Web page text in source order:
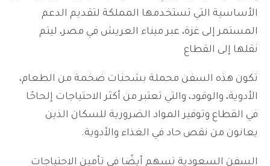
الأساسية التي تستخدمها المملكة لتقديم الدعم
المستمر إلى غزة، عبر ميناء العريش في مصر، ليتم
نقلها إلى القطاع
تكون هذه السفن محملة بشحنات ضخمة من الطعام،
الأدوية، والوقود، والتي تعتبر من أكثر الاحتياجات إلحاحًا
في القطاع وتوفير المواد الضرورية للسكان الذين
يعانون من نقص حاد في الغذاء والأدوية.
السفن السعودية تسهم أيضًا في تأمين الاحتياجات